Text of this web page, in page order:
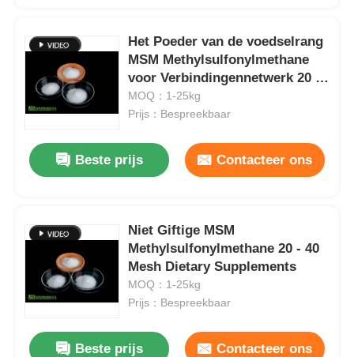
Het Poeder van de voedselrang
MSM Methylsulfonylmethane
voor Verbindingennetwerk 20 -
40
MOQ：1-25kg
Prijs：Bespreekbaar
Beste prijs Contacteer ons
Niet Giftige MSM
Methylsulfonylmethane 20 - 40
Mesh Dietary Supplements
MOQ：1-25kg
Prijs：Bespreekbaar
Beste prijs Contacteer ons